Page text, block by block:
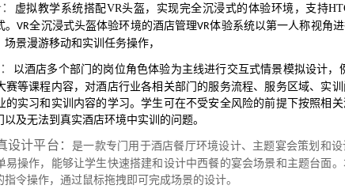
虚拟教学系统搭配VR头盔，实现完全沉浸式的体验环境，支持
。VR全沉浸式头盔体验环境的酒店管理VR体验系统以第一人称视角
景漫游移动和实训任务操作，
以酒店多个部门的岗位角色体验为主线进行交互式情景模拟设计，
赛等课程内容，对酒店行业各相关部门的服务流程、服务区域、实
的实习和实训内容的学习。学生可在不受安全风险的前提下按照相
及无法到真实酒店环境中实训的问题。
设计平台：是一款专门用于酒店餐厅环境设计、主题宴会策划和
易操作，能够让学生快速搭建和设计中西餐的宴会场景和主题台面
令操作，通过鼠标拖拽即可完成场景的设计。